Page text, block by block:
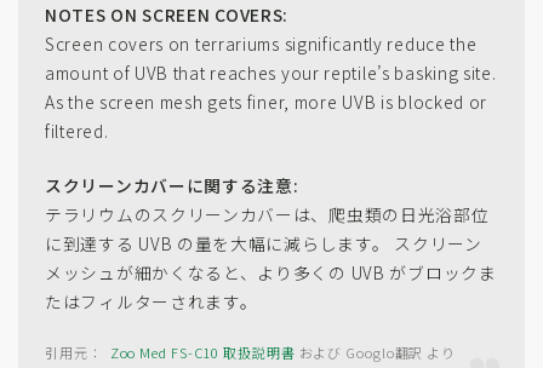
NOTES ON SCREEN COVERS:
Screen covers on terrariums significantly reduce the
amount of UVB that reaches your reptile’s basking site.
As the screen mesh gets finer, more UVB is blocked or
filtered.
スクリーンカバーに関する注意:
テラリウムのスクリーンカバーは、爬虫類の日光浴部位
に到達する UVB の量を大幅に減らします。 スクリーン
メッシュが細かくなると、より多くの UVB がブロックま
たはフィルターされます。
Zoo Med FS-C10 取扱説明書 および Googlo翻訳 より